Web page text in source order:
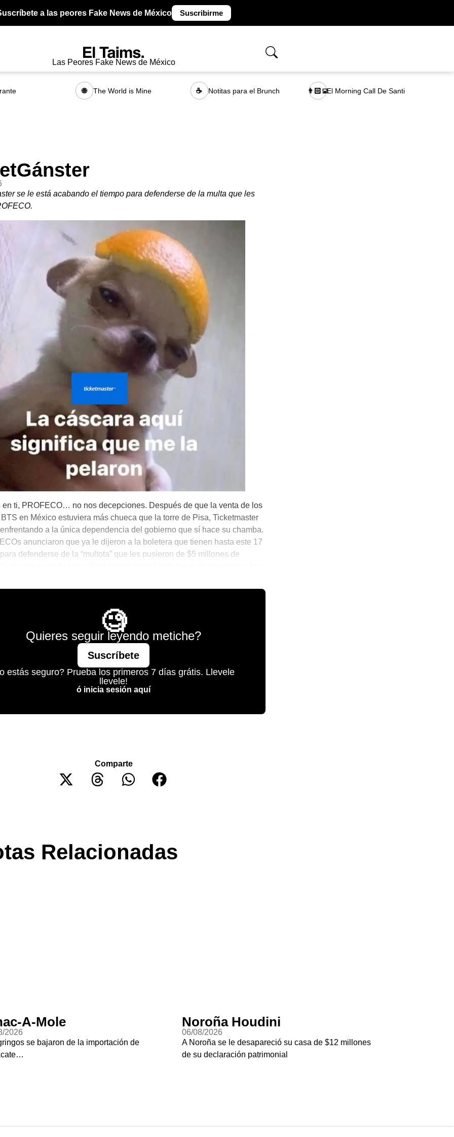
a las peores Fake News de México Suscribirme
Las Peores Fake News de México
🌐 The World is Mine ☕ Notitas para el Brunch 👨🏻‍💻El Morning Call De Santi
se le está acabando el tiempo para defenderse de la multa que les
en ti, PROFECO… no nos decepciones. Después de que la venta de los
en México estuviera más chueca que la torre de Pisa, Ticketmaster
a la única dependencia del gobierno que sí hace su chamba.
anunciaron que ya le dijeron a la boletera que tienen hasta este 17
defenderse de la “multota” que les pusieron de $5 millones de
🧐
Quieres seguir leyendo metiche?
Suscríbete
estás seguro? Prueba los primeros 7 días grátis. Llevele
llevele!
ó inicia sesión aquí
Comparte
Relacionadas
A-Mole
2026
se bajaron de la importación de
Noroña Houdini
06/08/2026
A Noroña se le desapareció su casa de $12 millones
de su declaración patrimonial